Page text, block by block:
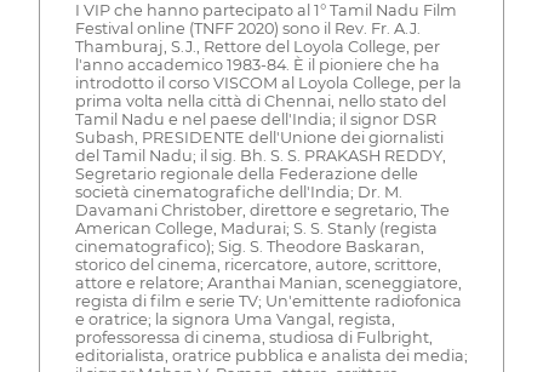
I VIP che hanno partecipato al 1° Tamil Nadu Film
Festival online (TNFF 2020) sono il Rev. Fr. A.J.
Thamburaj, S.J., Rettore del Loyola College, per
l'anno accademico 1983-84. È il pioniere che ha
introdotto il corso VISCOM al Loyola College, per la
prima volta nella città di Chennai, nello stato del
Tamil Nadu e nel paese dell'India; il signor DSR
Subash, PRESIDENTE dell'Unione dei giornalisti
del Tamil Nadu; il sig. Bh. S. S. PRAKASH REDDY,
Segretario regionale della Federazione delle
società cinematografiche dell'India; Dr. M.
Davamani Christober, direttore e segretario, The
American College, Madurai; S. S. Stanly (regista
cinematografico); Sig. S. Theodore Baskaran,
storico del cinema, ricercatore, autore, scrittore,
attore e relatore; Aranthai Manian, sceneggiatore,
regista di film e serie TV; Un'emittente radiofonica
e oratrice; la signora Uma Vangal, regista,
professoressa di cinema, studiosa di Fulbright,
editorialista, oratrice pubblica e analista dei media;